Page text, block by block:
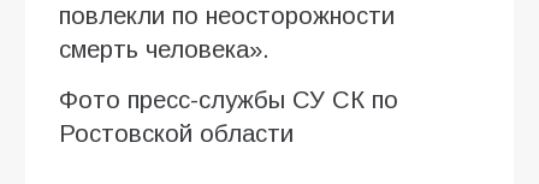
повлекли по неосторожности
смерть человека».
Фото пресс-службы СУ СК по
Ростовской области